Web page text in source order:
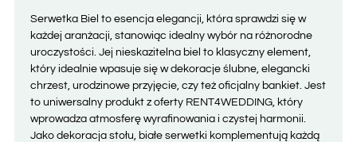
Serwetka Biel to esencja elegancji, która sprawdzi się w
każdej aranżacji, stanowiąc idealny wybór na różnorodne
uroczystości. Jej nieskazitelna biel to klasyczny element,
który idealnie wpasuje się w dekoracje ślubne, elegancki
chrzest, urodzinowe przyjęcie, czy też oficjalny bankiet. Jest
to uniwersalny produkt z oferty RENT4WEDDING, który
wprowadza atmosferę wyrafinowania i czystej harmonii.
Jako dekoracja stołu, białe serwetki komplementują każdą